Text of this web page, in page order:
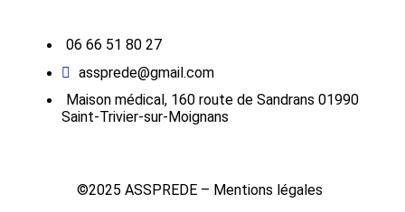
06 66 51 80 27
assprede@gmail.com
Maison médical, 160 route de Sandrans 01990
Saint-Trivier-sur-Moignans
©2025 ASSPREDE – Mentions légales